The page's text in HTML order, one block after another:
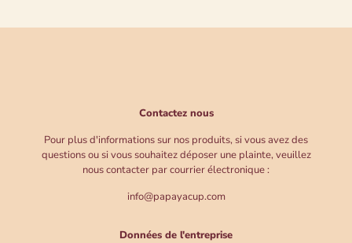
Contactez nous
Pour plus d'informations sur nos produits, si vous avez des
questions ou si vous souhaitez déposer une plainte, veuillez
nous contacter par courrier électronique :
info@papayacup.com
Données de l'entreprise